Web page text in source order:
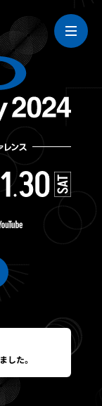
した。